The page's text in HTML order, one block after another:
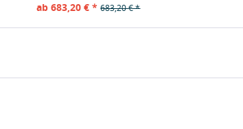
ab 683,20 € * 683,20 € *